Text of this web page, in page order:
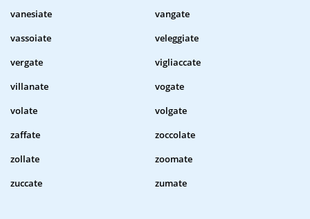
vanesiate
vangate
vassoiate
veleggiate
vergate
vigliaccate
villanate
vogate
volate
volgate
zaffate
zoccolate
zollate
zoomate
zuccate
zumate